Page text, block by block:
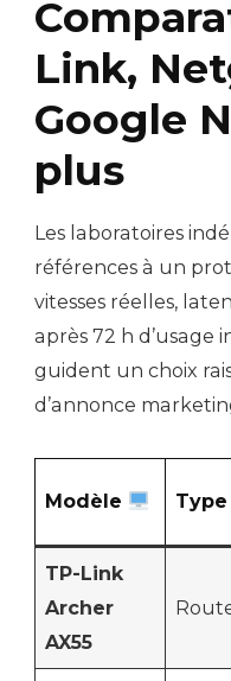
Link,
Google
plus
Les laboratoires
références à un
vitesses réelles,
après 72 h d’usage
guident un choix
d’annonce
Modèle Type
TP-Link
Archer
AX55